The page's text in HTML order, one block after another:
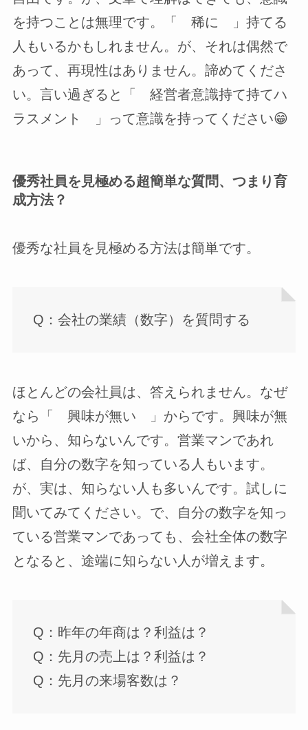
を持つことは無理です。「 稀に 」持てる
人もいるかもしれません。が、それは偶然で
あって、再現性はありません。諦めてくださ
い。言い過ぎると「 経営者意識持て持てハ
ラスメント 」って意識を持ってください😁
優秀社員を見極める超簡単な質問、つまり育
成方法？
優秀な社員を見極める方法は簡単です。
Q：会社の業績（数字）を質問する
ほとんどの会社員は、答えられません。なぜ
なら「 興味が無い 」からです。興味が無
いから、知らないんです。営業マンであれ
ば、自分の数字を知っている人もいます。
が、実は、知らない人も多いんです。試しに
聞いてみてください。で、自分の数字を知っ
ている営業マンであっても、会社全体の数字
となると、途端に知らない人が増えます。
Q：昨年の年商は？利益は？
Q：先月の売上は？利益は？
Q：先月の来場客数は？